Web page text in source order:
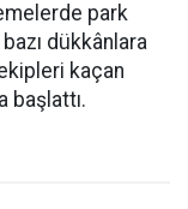
park
dükkânlara
kaçan
başlattı.